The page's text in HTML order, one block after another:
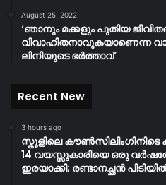
August 25, 2022
‘ഞാനും മക്കളും പുതിയ
വിവാഹിതനാവുകയാണെന്ന
ലിനിയുടെ ഭർത്താവ്
Recent New
3 hours ago
സ്കൂളിലെ
14 വയസ്സുകാരിയെ ഒരു
ഇരയാക്കി; രണ്ടാനച്ഛൻ